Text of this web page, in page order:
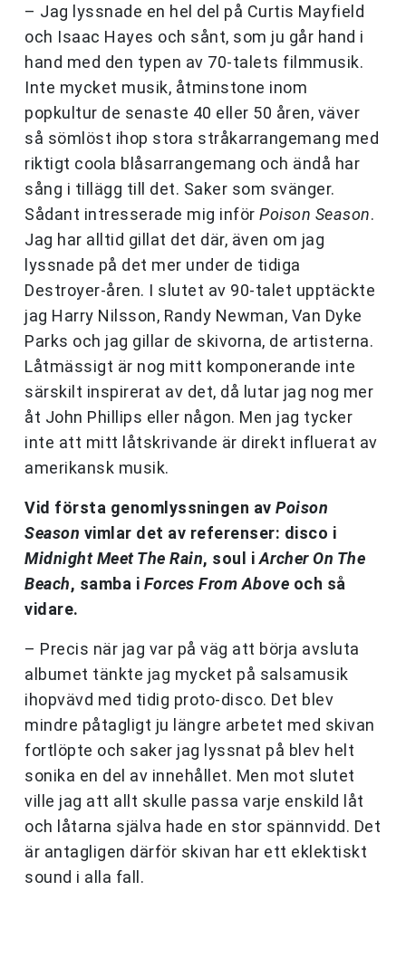
– Jag lyssnade en hel del på Curtis Mayfield
och Isaac Hayes och sånt, som ju går hand i
hand med den typen av 70-talets filmmusik.
Inte mycket musik, åtminstone inom
popkultur de senaste 40 eller 50 åren, väver
så sömlöst ihop stora stråkarrangemang med
riktigt coola blåsarrangemang och ändå har
sång i tillägg till det. Saker som svänger.
Sådant intresserade mig inför Poison Season.
Jag har alltid gillat det där, även om jag
lyssnade på det mer under de tidiga
Destroyer-åren. I slutet av 90-talet upptäckte
jag Harry Nilsson, Randy Newman, Van Dyke
Parks och jag gillar de skivorna, de artisterna.
Låtmässigt är nog mitt komponerande inte
särskilt inspirerat av det, då lutar jag nog mer
åt John Phillips eller någon. Men jag tycker
inte att mitt låtskrivande är direkt influerat av
amerikansk musik.
Vid första genomlyssningen av Poison
Season vimlar det av referenser: disco i
Midnight Meet The Rain, soul iArcher On The
Beach, samba i Forces From Above och så
vidare.
– Precis när jag var på väg att börja avsluta
albumet tänkte jag mycket på salsamusik
ihopvävd med tidig proto-disco. Det blev
mindre påtagligt ju längre arbetet med skivan
fortlöpte och saker jag lyssnat på blev helt
sonika en del av innehållet. Men mot slutet
ville jag att allt skulle passa varje enskild låt
och låtarna själva hade en stor spännvidd. Det
är antagligen därför skivan har ett eklektiskt
sound i alla fall.